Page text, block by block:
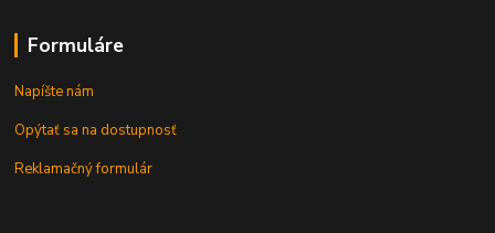
Formuláre
Napíšte nám
Opýtať sa na dostupnosť
Reklamačný formulár